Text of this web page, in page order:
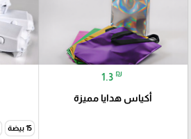
1.3 ₪
أكياس هدايا مميزة
15 بيضة